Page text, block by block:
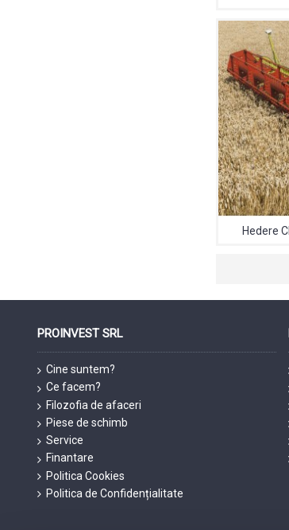
Hedere
PROINVEST SRL
Cine suntem?
Ce facem?
Filozofia de afaceri
Piese de schimb
Service
Finantare
Politica Cookies
Politica de Confidențialitate